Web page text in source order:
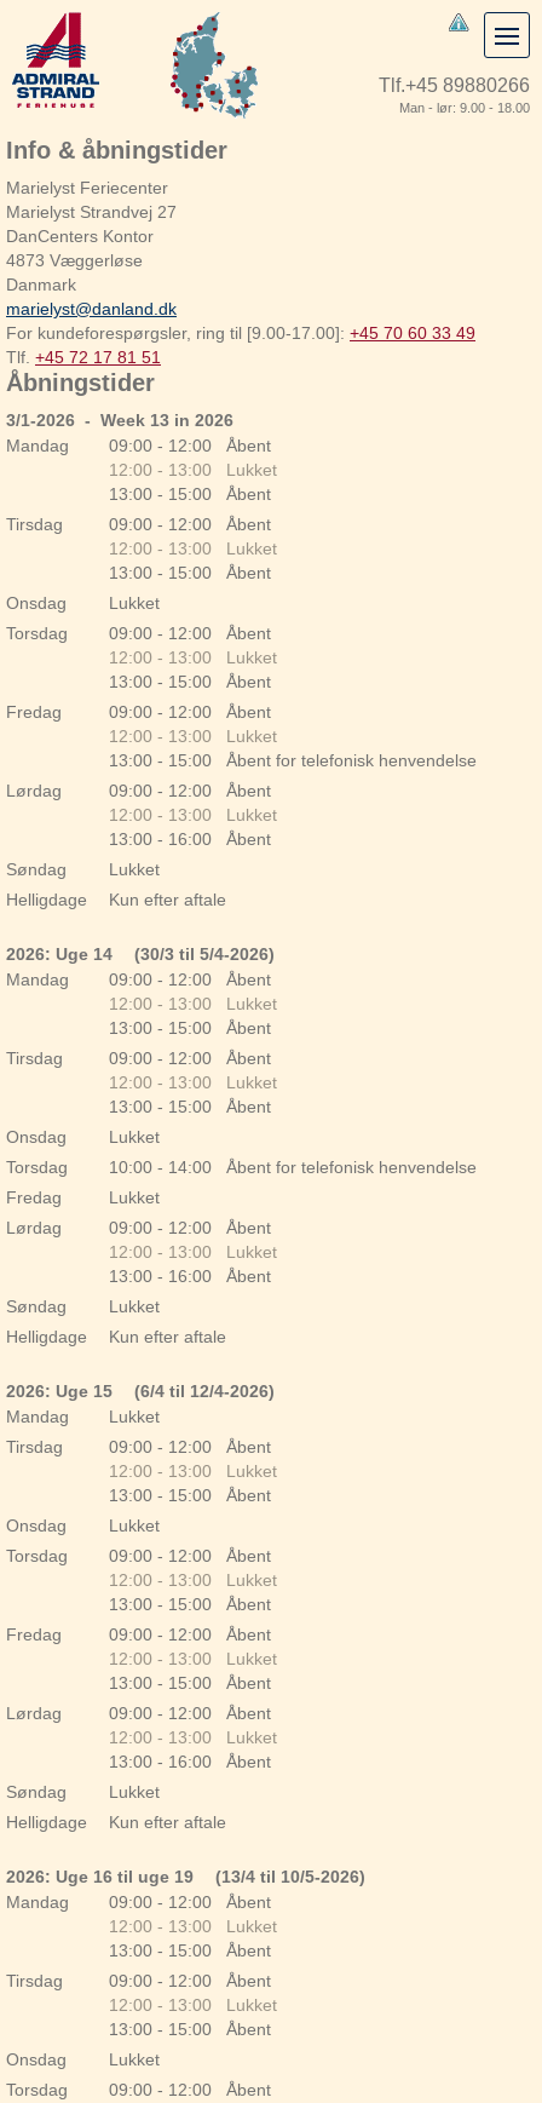
Tlf.+45 89880266
Man - lør: 9.00 - 18.00
Info & åbningstider
Marielyst Feriecenter
Marielyst Strandvej 27
DanCenters Kontor
4873 Væggerløse
Danmark
marielyst@danland.dk
For kundeforespørgsler, ring til [9.00-17.00]: +45 70 60 33 49
Tlf. +45 72 17 81 51
Åbningstider
3/1-2026 - Week 13 in 2026
Mandag
09:00 - 12:00 Åbent
12:00 - 13:00 Lukket
13:00 - 15:00 Åbent
Tirsdag
09:00 - 12:00 Åbent
12:00 - 13:00 Lukket
13:00 - 15:00 Åbent
Onsdag
Lukket
Torsdag
09:00 - 12:00 Åbent
12:00 - 13:00 Lukket
13:00 - 15:00 Åbent
Fredag
09:00 - 12:00 Åbent
12:00 - 13:00 Lukket
13:00 - 15:00 Åbent for telefonisk henvendelse
Lørdag
09:00 - 12:00 Åbent
12:00 - 13:00 Lukket
13:00 - 16:00 Åbent
Søndag
Lukket
Helligdage
Kun efter aftale
2026: Uge 14
(30/3 til 5/4-2026)
Mandag
09:00 - 12:00 Åbent
12:00 - 13:00 Lukket
13:00 - 15:00 Åbent
Tirsdag
09:00 - 12:00 Åbent
12:00 - 13:00 Lukket
13:00 - 15:00 Åbent
Onsdag
Lukket
Torsdag
10:00 - 14:00 Åbent for telefonisk henvendelse
Fredag
Lukket
Lørdag
09:00 - 12:00 Åbent
12:00 - 13:00 Lukket
13:00 - 16:00 Åbent
Søndag
Lukket
Helligdage
Kun efter aftale
2026: Uge 15
(6/4 til 12/4-2026)
Mandag
Lukket
Tirsdag
09:00 - 12:00 Åbent
12:00 - 13:00 Lukket
13:00 - 15:00 Åbent
Onsdag
Lukket
Torsdag
09:00 - 12:00 Åbent
12:00 - 13:00 Lukket
13:00 - 15:00 Åbent
Fredag
09:00 - 12:00 Åbent
12:00 - 13:00 Lukket
13:00 - 15:00 Åbent
Lørdag
09:00 - 12:00 Åbent
12:00 - 13:00 Lukket
13:00 - 16:00 Åbent
Søndag
Lukket
Helligdage
Kun efter aftale
2026: Uge 16 til uge 19
(13/4 til 10/5-2026)
Mandag
09:00 - 12:00 Åbent
12:00 - 13:00 Lukket
13:00 - 15:00 Åbent
Tirsdag
09:00 - 12:00 Åbent
12:00 - 13:00 Lukket
13:00 - 15:00 Åbent
Onsdag
Lukket
Torsdag
09:00 - 12:00 Åbent